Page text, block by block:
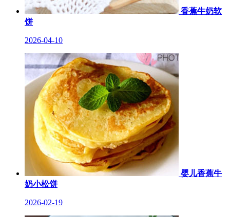
香蕉牛奶软
饼
2026-04-10
婴儿香蕉牛
奶小松饼
2026-02-19